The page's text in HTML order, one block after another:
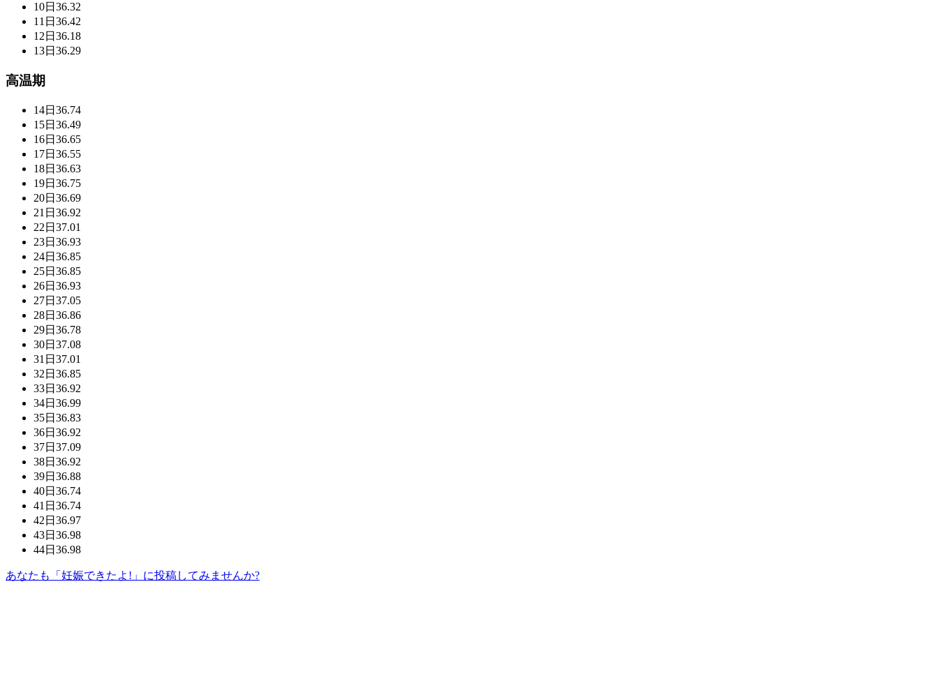
10日 36.32
11日 36.42
12日 36.18
13日 36.29
高温期
14日 36.74
15日 36.49
16日 36.65
17日 36.55
18日 36.63
19日 36.75
20日 36.69
21日 36.92
22日 37.01
23日 36.93
24日 36.85
25日 36.85
26日 36.93
27日 37.05
28日 36.86
29日 36.78
30日 37.08
31日 37.01
32日 36.85
33日 36.92
34日 36.99
35日 36.83
36日 36.92
37日 37.09
38日 36.92
39日 36.88
40日 36.74
41日 36.74
42日 36.97
43日 36.98
44日 36.98
あなたも「妊娠できたよ!」に投稿してみませんか?